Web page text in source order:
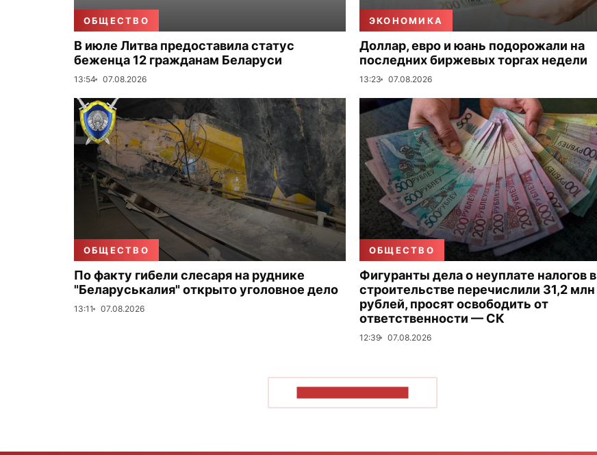
ОБЩЕСТВО
В июле Литва предоставила статус
беженца 12 гражданам Беларуси
13:54 07.08.2026
ЭКОНОМИКА
Доллар, евро и юань подорожали на
последних биржевых торгах недели
13:23 07.08.2026
ОБЩЕСТВО
По факту гибели слесаря на руднике
"Беларуськалия" открыто уголовное дело
13:11 07.08.2026
ОБЩЕСТВО
Фигуранты дела о неуплате налогов в
строительстве перечислили 31,2 млн
рублей, просят освободить от
ответственности — СК
12:39 07.08.2026